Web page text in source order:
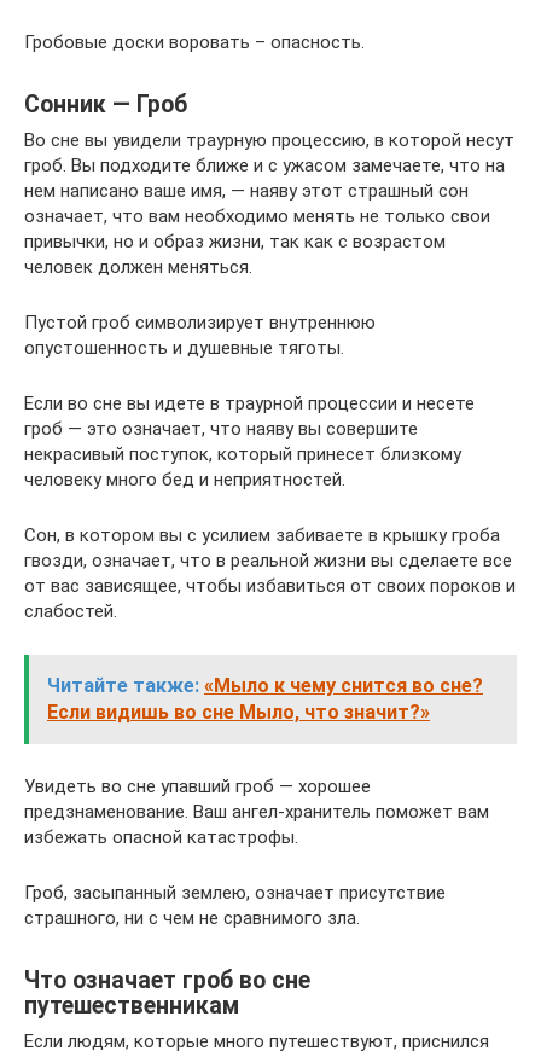
Гробовые доски воровать – опасность.
Сонник — Гроб
Во сне вы увидели траурную процессию, в которой несут
гроб. Вы подходите ближе и с ужасом замечаете, что на
нем написано ваше имя, — наяву этот страшный сон
означает, что вам необходимо менять не только свои
привычки, но и образ жизни, так как с возрастом
человек должен меняться.
Пустой гроб символизирует внутреннюю
опустошенность и душевные тяготы.
Если во сне вы идете в траурной процессии и несете
гроб — это означает, что наяву вы совершите
некрасивый поступок, который принесет близкому
человеку много бед и неприятностей.
Сон, в котором вы с усилием забиваете в крышку гроба
гвозди, означает, что в реальной жизни вы сделаете все
от вас зависящее, чтобы избавиться от своих пороков и
слабостей.
Читайте также: «Мыло к чему снится во сне?
Если видишь во сне Мыло, что значит?»
Увидеть во сне упавший гроб — хорошее
предзнаменование. Ваш ангел-хранитель поможет вам
избежать опасной катастрофы.
Гроб, засыпанный землею, означает присутствие
страшного, ни с чем не сравнимого зла.
Что означает гроб во сне
путешественникам
Если людям, которые много путешествуют, приснился